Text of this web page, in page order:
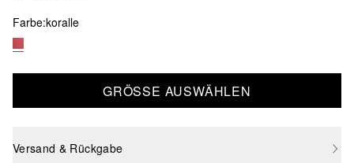
Farbe:koralle
GRÖSSE AUSWÄHLEN
Versand & Rückgabe